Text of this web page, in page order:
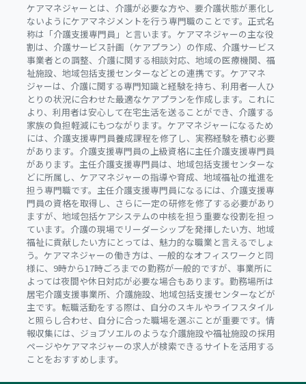
ケアマネジャーとは、介護が必要な方や、要介護状態が悪化し
ないようにケアマネジメントを行う専門職のことです。正式名
称は「介護支援専門員」と言います。ケアマネジャーの主な役
割は、介護サービス計画（ケアプラン）の作成、介護サービス
事業者との調整、介護に関する相談対応、地域の医療機関、福
祉施設、地域包括支援センターなどとの連携です。ケアマネ
ジャーは、介護に関する専門知識と経験を持ち、利用者一人ひ
とりの状況に合わせた最適なケアプランを作成します。これに
より、利用者は安心して在宅生活を送ることができ、介護する
家族の負担軽減にもつながります。ケアマネジャーになるため
には、介護支援専門員養成課程を修了し、実務経験を積む必要
があります。介護支援専門員の上級資格に主任介護支援専門員
があります。主任介護支援専門員は、地域包括支援センターな
どに所属し、ケアマネジャーの指導や育成、地域福祉の推進を
担う専門職です。主任介護支援専門員になるには、介護支援専
門員の資格を取得し、さらに一定の研修を修了する必要があり
ますが、地域包括ケアシステムの中核を担う重要な役割を担っ
ています。介護の現場でリーダーシップを発揮したい方、地域
福祉に貢献したい方にとっては、魅力的な職業と言えるでしょ
う。ケアマネジャーの働き方は、一般的なオフィスワークと同
様に、9時から17時ごろまでの勤務が一般的ですが、事業所に
よっては夜間や休日対応が必要な場合もあります。勤務場所は
居宅介護支援事業所、介護施設、地域包括支援センターなどが
主です。転職活動をする際は、自分のスキルやライフスタイル
と照らし合わせ、自分に合った職場を選ぶことが重要です。情
報収集には、ジョブソエルのような介護施設や福祉施設の採用
ページやケアマネジャーの求人が検索できるサイトを活用する
ことをおすすめします。